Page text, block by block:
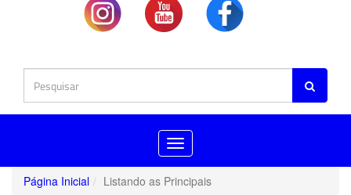
Toggle
navigation
Página Inicial
Listando as Principais